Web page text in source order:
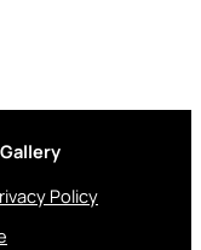
Policy